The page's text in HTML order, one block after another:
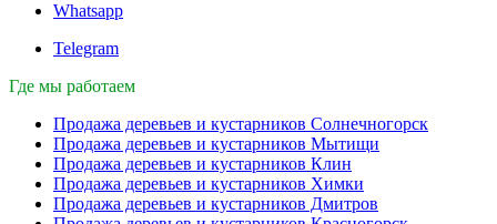
Whatsapp
Telegram
Где мы работаем
Продажа деревьев и кустарников Солнечногорск
Продажа деревьев и кустарников Мытищи
Продажа деревьев и кустарников Клин
Продажа деревьев и кустарников Химки
Продажа деревьев и кустарников Дмитров